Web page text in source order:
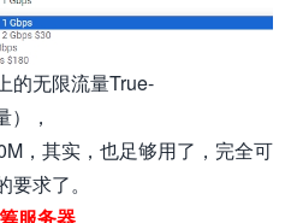
的无限流量True-
，
，其实，也足够用了，完全可
求了。